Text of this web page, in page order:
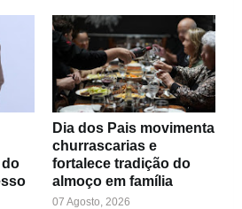
do
Dia dos Pais movimenta
churrascarias e
fortalece tradição do
almoço em família
07 Agosto, 2026